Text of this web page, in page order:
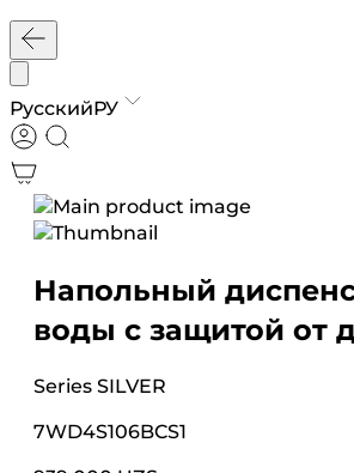
РусскийРУ
Напольный
воды с защитой от
Series SILVER
7WD4S106BCS1